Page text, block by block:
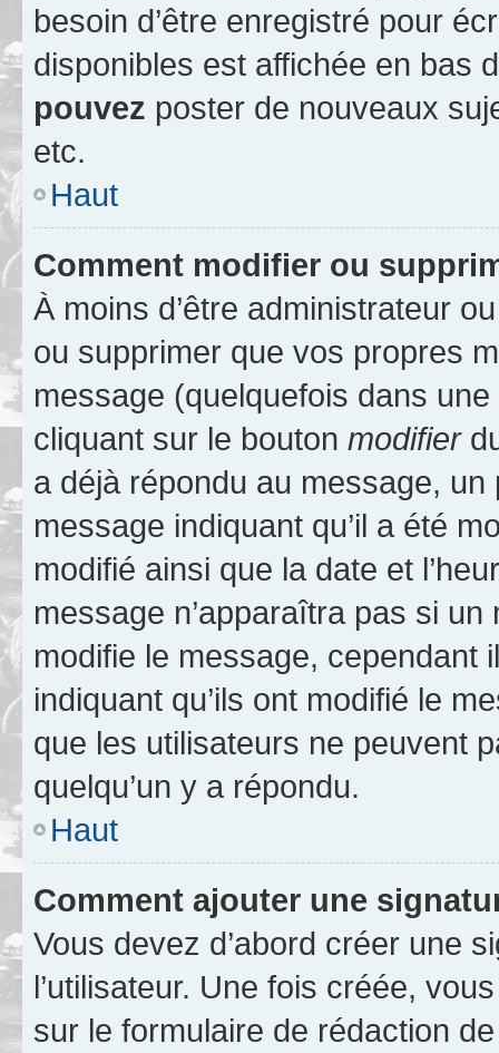
besoin d’être enregistré pour
disponibles est affichée en bas
pouvez poster de nouveaux
etc.
Haut
Comment modifier ou
À moins d’être administrateur
ou supprimer que vos propres
message (quelquefois dans
cliquant sur le bouton modifier
a déjà répondu au message, un
message indiquant qu’il a été
modifié ainsi que la date et
message n’apparaîtra pas si
modifie le message, cependant
indiquant qu’ils ont modifié le
que les utilisateurs ne peuvent
quelqu’un y a répondu.
Haut
Comment ajouter une
Vous devez d’abord créer une
l’utilisateur. Une fois créée,
sur le formulaire de rédaction